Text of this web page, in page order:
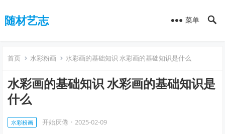
随材艺志 菜单
首页 水彩粉画 水彩画的基础知识 水彩画的基础知识是什么
水彩画的基础知识 水彩画的基础知识是
什么
水彩粉画 开始厌倦 · 2025-02-09